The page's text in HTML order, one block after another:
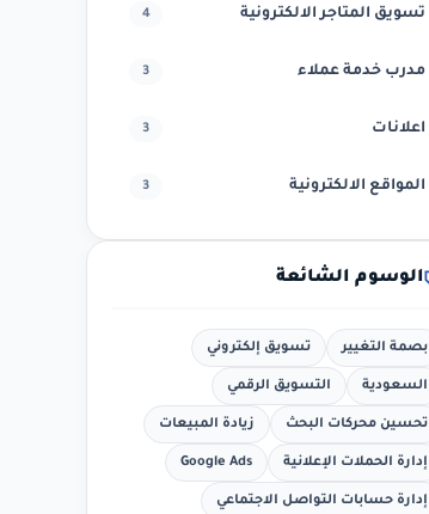
تسويق المتاجر الالكترونية 4
مدرب خدمة عملاء 3
اعلانات 3
المواقع الالكترونية 3
الوسوم الشائعة
بصمة التغيير تسويق إلكتروني
السعودية التسويق الرقمي
تحسين محركات البحث زيادة المبيعات
إدارة الحملات الإعلانية Google Ads
إدارة حسابات التواصل الاجتماعي